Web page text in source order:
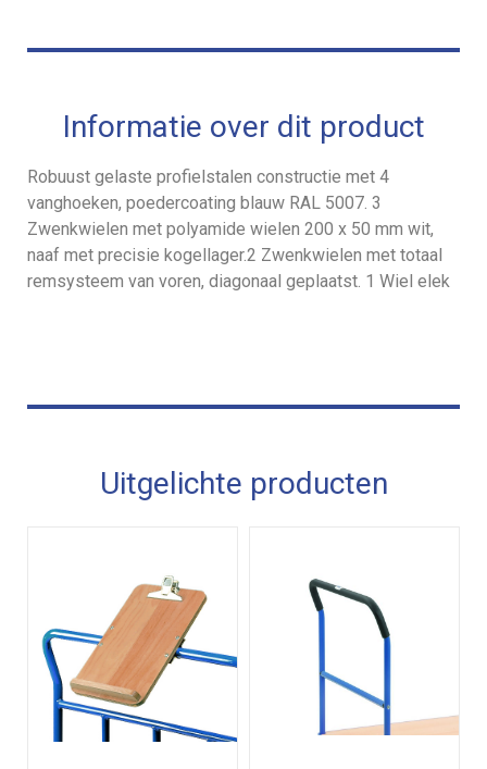
Informatie over dit product
Robuust gelaste profielstalen constructie met 4
vanghoeken, poedercoating blauw RAL 5007. 3
Zwenkwielen met polyamide wielen 200 x 50 mm wit,
naaf met precisie kogellager.2 Zwenkwielen met totaal
remsysteem van voren, diagonaal geplaatst. 1 Wiel elek
Uitgelichte producten